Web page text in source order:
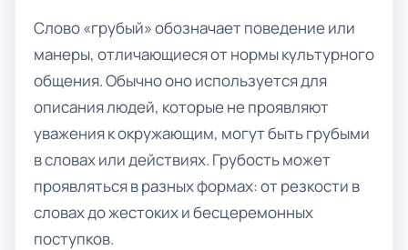
Слово «грубый» обозначает поведение или
манеры, отличающиеся от нормы культурного
общения. Обычно оно используется для
описания людей, которые не проявляют
уважения к окружающим, могут быть грубыми
в словах или действиях. Грубость может
проявляться в разных формах: от резкости в
словах до жестоких и бесцеремонных
поступков.